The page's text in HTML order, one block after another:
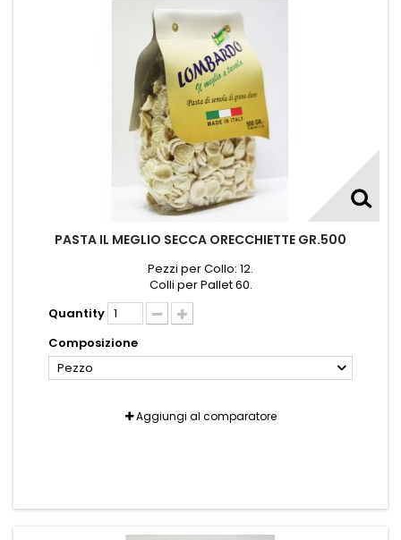
PASTA IL MEGLIO SECCA ORECCHIETTE GR.500
Pezzi per Collo: 12.
Colli per Pallet 60.
Quantity
Composizione
Pezzo
Aggiungi al comparatore